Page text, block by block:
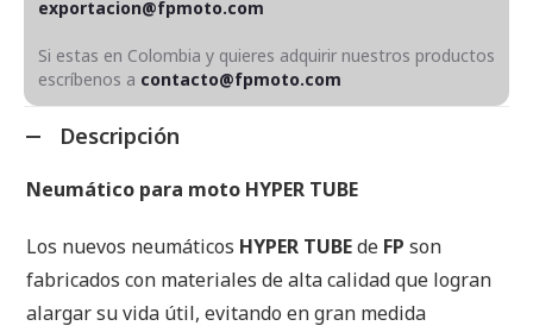
exportacion@fpmoto.com
Si estas en Colombia y quieres adquirir nuestros productos
escríbenos a contacto@fpmoto.com
Descripción
Neumático para moto HYPER TUBE
Los nuevos neumáticos HYPER TUBEde FP son
fabricados con materiales de alta calidad que logran
alargar su vida útil, evitando en gran medida